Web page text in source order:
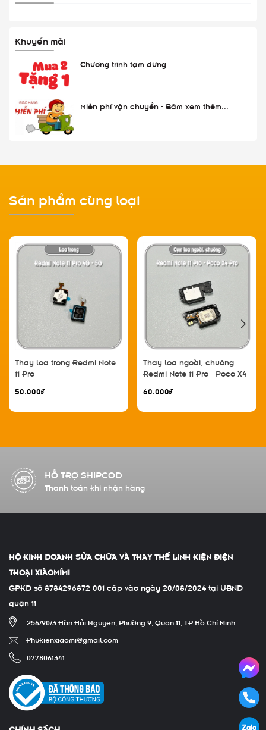
Khuyến mãi
Chương trình tạm dừng
Miễn phí vận chuyển - Bấm xem thêm...
Sản phẩm cùng loại
Thay loa trong Redmi Note
11 Pro
50.000₫
Thay loa ngoài, chuông
Redmi Note 11 Pro - Poco X4
60.000₫
HỖ TRỢ ĐỔI TRẢ
Đổi/ trả hàng có phí
HỘ KINH DOANH SỬA CHỮA VÀ THAY THẾ LINH KIỆN ĐIỆN
THOẠI XIÀOMÍMI
GPKD số 8784296872-001 cấp vào ngày 20/08/2024 tại UBND
quận 11
256/90/3 Hàn Hải Nguyên, Phường 9, Quận 11, TP Hồ Chí Minh
Phukienxiaomi@gmail.com
0778061341